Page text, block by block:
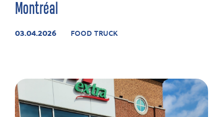
Montréal
03.04.2026 FOOD TRUCK